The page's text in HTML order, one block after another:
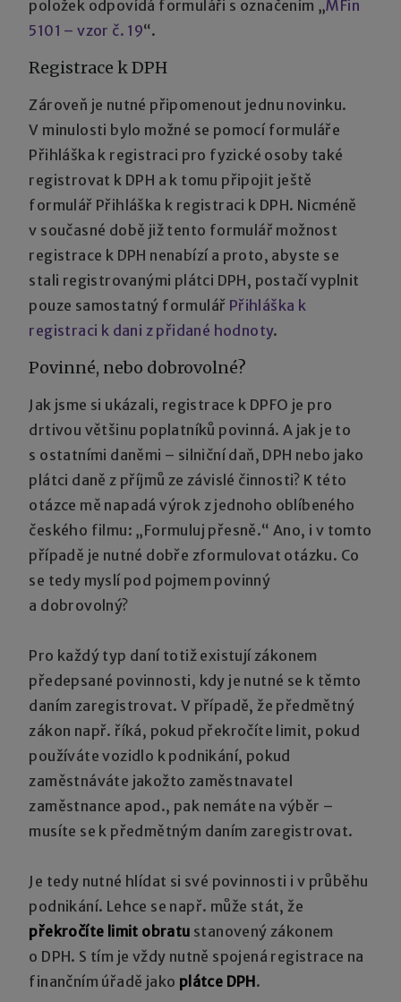
položek odpovídá formuláři s označením „MFin
5101 – vzor č. 19“.
Registrace k DPH
Zároveň je nutné připomenout jednu novinku.
V minulosti bylo možné se pomocí formuláře
Přihláška k registraci pro fyzické osoby také
registrovat k DPH a k tomu připojit ještě
formulář Přihláška k registraci k DPH. Nicméně
v současné době již tento formulář možnost
registrace k DPH nenabízí a proto, abyste se
stali registrovanými plátci DPH, postačí vyplnit
pouze samostatný formulář Přihláška k
registraci k dani z přidané hodnoty.
Povinné, nebo dobrovolné?
Jak jsme si ukázali, registrace k DPFO je pro
drtivou většinu poplatníků povinná. A jak je to
s ostatními daněmi – silniční daň, DPH nebo jako
plátci daně z příjmů ze závislé činnosti? K této
otázce mě napadá výrok z jednoho oblíbeného
českého filmu: „Formuluj přesně.“ Ano, i v tomto
případě je nutné dobře zformulovat otázku. Co
se tedy myslí pod pojmem povinný
a dobrovolný?
Pro každý typ daní totiž existují zákonem
předepsané povinnosti, kdy je nutné se k těmto
daním zaregistrovat. V případě, že předmětný
zákon např. říká, pokud překročíte limit, pokud
používáte vozidlo k podnikání, pokud
zaměstnáváte jakožto zaměstnavatel
zaměstnance apod., pak nemáte na výběr –
musíte se k předmětným daním zaregistrovat.
Je tedy nutné hlídat si své povinnosti i v průběhu
podnikání. Lehce se např. může stát, že
překročíte limit obratu stanovený zákonem
o DPH. S tím je vždy nutně spojená registrace na
finančním úřadě jako plátce DPH.